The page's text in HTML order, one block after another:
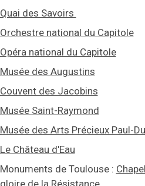
Quai des Savoirs
Orchestre national du Capitole
Opéra national du Capitole
Musée des Augustins
Couvent des Jacobins
Musée Saint-Raymond
Musée des Arts Précieux Paul-
Le Château d'Eau
Monuments de Toulouse :
gloire de la Résistance